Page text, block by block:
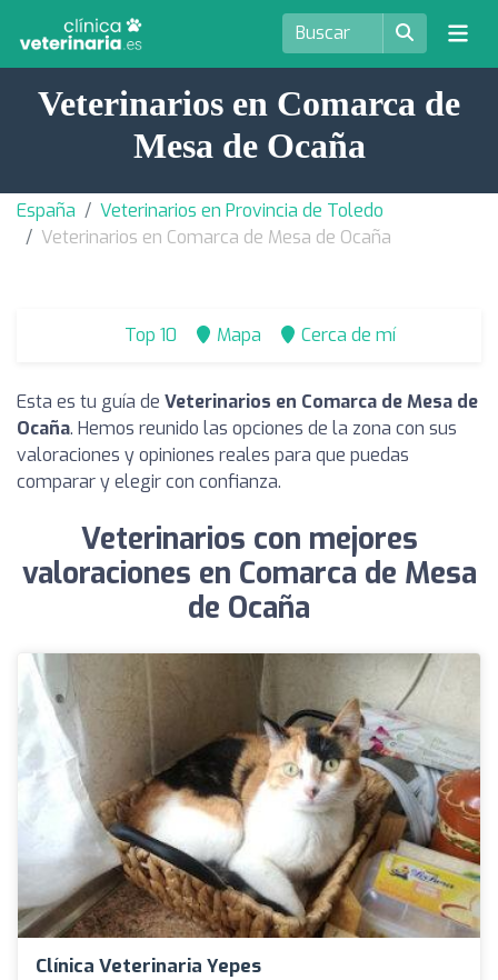
Veterinarios en Comarca de
Mesa de Ocaña
España
Veterinarios en Provincia de Toledo
Veterinarios en Comarca de Mesa de Ocaña
Top 10 Mapa Cerca de mí
Esta es tu guía de Veterinarios en Comarca de Mesa de
Ocaña. Hemos reunido las opciones de la zona con sus
valoraciones y opiniones reales para que puedas
comparar y elegir con confianza.
Veterinarios con mejores
valoraciones en Comarca de Mesa
de Ocaña
Clínica Veterinaria Yepes